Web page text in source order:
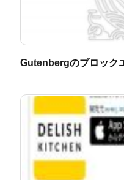
Gutenbergのブロック